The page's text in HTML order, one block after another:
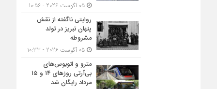
05 آگوست 2026 - 10:56
روایتی ناگفته از نقش
پنهان تبریز در تولد
مشروطه
05 آگوست 2026 - 10:33
مترو و اتوبوس‌های
بی‌آرتی روزهای ۱۴ و ۱۵
مرداد رایگان شد